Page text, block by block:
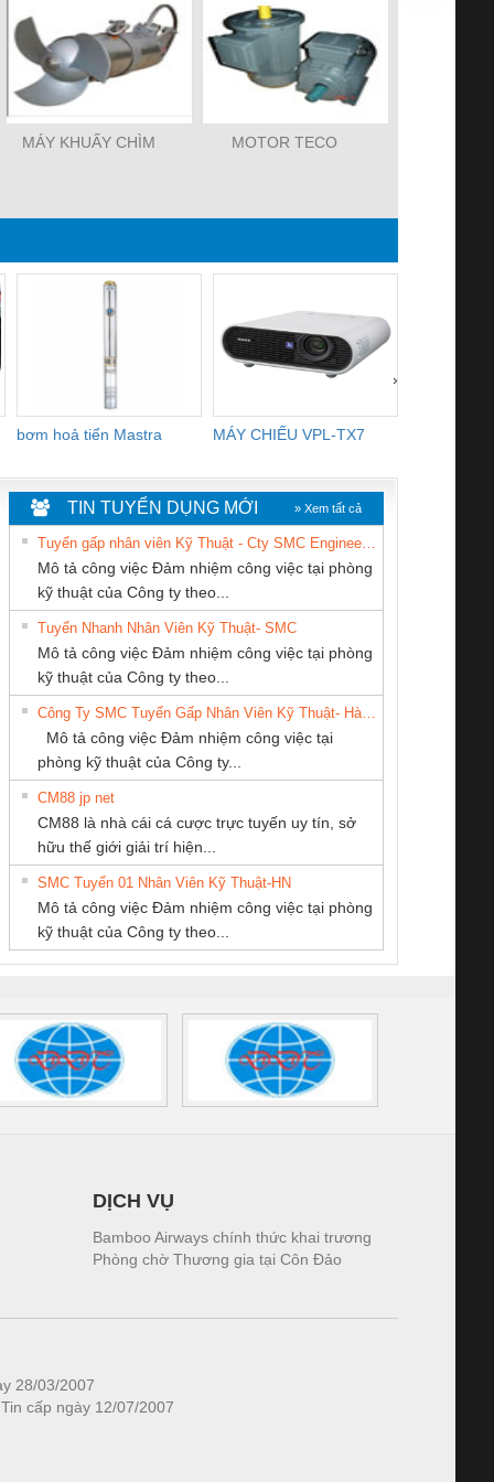
MÁY KHUẤY CHÌM MOTOR TECO
bơm hoả tiển Mastra MÁY CHIẾU VPL-TX7
›
An Toàn
Contact
– PSR-
SCP-
FSP/2X1/1X2
sát chuỗi
tấm pin
16I+
(2502520000)
Bộ giám sát chuỗi
tấm pin
TRANSCLINIC 16I+
1K5 L (2433950000)
Bộ giám sát dòng
TRANSCLINIC 16I+
(2008130000)
Bộ chỉnh lưu nguồn
điện TRANSCLINIC
BKE 1K5.4
(7791400879)2. Giá
Nẹp nhôm chống
trơn Đà Nẵng
TY TNHH
MẠI
ÂN VIỆT
CÔNG TY CP TỰ
ĐỘNG TIẾN
HƯNG
CÔNG TY CỔ
CÁP ĐIỆN
THƯỢNG ĐÌNH
ty TNHH
Mại SX Ba
Thiết Bị Điện Nam
Quốc Thịnh
KỸ THUẬT KTECH
TIN TUYỂN DỤNG MỚI » Xem tất cả
Mô tả công việc Đảm nhiệm công việc tại phòng
kỹ thuật của Công ty theo...
Tuyển Nhanh Nhân Viên Kỹ Thuật- SMC
Mô tả công việc Đảm nhiệm công việc tại phòng
kỹ thuật của Công ty theo...
Mô tả công việc Đảm nhiệm công việc tại
phòng kỹ thuật của Công ty...
CM88 jp net
CM88 là nhà cái cá cược trực tuyến uy tín, sở
hữu thế giới giải trí hiện...
SMC Tuyển 01 Nhân Viên Kỹ Thuật-HN
Mô tả công việc Đảm nhiệm công việc tại phòng
kỹ thuật của Công ty theo...
DỊCH VỤ
Bamboo Airways chính thức khai trương
Phòng chờ Thương gia tại Côn Đảo
28/03/2007
cấp ngày 12/07/2007